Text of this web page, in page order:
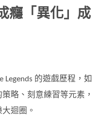
癮「異化」成
的遊戲歷程，如
略、刻意練習等元素，
迴圈。